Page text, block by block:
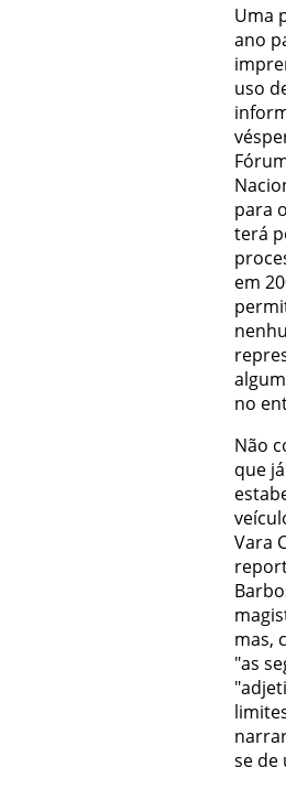
Uma
ano
uso
para
terá
em
no
Não
que
Vara
mas,
"as
se de